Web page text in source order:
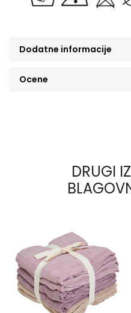
Dodatne informacije
Ocene
DRUGI